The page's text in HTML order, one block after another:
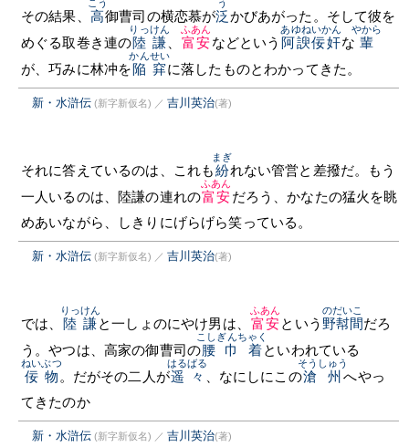
その結果、 高
こう
御曹司の横恋慕が泛
う
かびあがった。そして彼を
めぐる取巻き連の陸謙
りっけん
富安
ふあん
などという 阿諛佞奸
あゆねいかん
な 輩
やから
が、巧みに林冲を陥穽
かんせい
に落したものとわかってきた。
新・水滸伝 (新字新仮名) ／ 吉川英治(著)
それに答えているのは、これも紛
まぎ
れない管営と差撥だ。もう
一人いるのは、陸謙の連れの富安
ふあん
だろう、かなたの猛火を眺
めあいながら、しきりにげらげら笑っている。
新・水滸伝 (新字新仮名) ／ 吉川英治(著)
では、 陸謙
りっけん
と一しょのにやけ男は、 富安
ふあん
という 野幇間
のだいこ
だろ
う。やつは、高家の御曹司の腰巾着
こしぎんちゃく
といわれている
佞物
ねいぶつ
。だがその二人が遥々
はるばる
、なにしにこの滄州
そうしゅう
へやっ
てきたのか
新・水滸伝 (新字新仮名) ／ 吉川英治(著)